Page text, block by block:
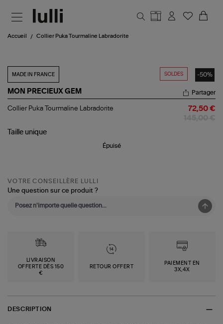
Accueil Collier Puka Tourmaline Labradorite
SOLDES -50%
MADE IN FRANCE
MON PRECIEUX GEM
Collier
Labradorite
Partager
Collier Puka Tourmaline Labradorite 72,50 €
Taille unique
Épuisé
VOTRE CONSEILLÈRE LULLI
Une question sur ce produit ?
LIVRAISON
OFFERTE DÈS 150
€
RETOUR OFFERT
PAIEMENT EN
3X,4X
DESCRIPTION